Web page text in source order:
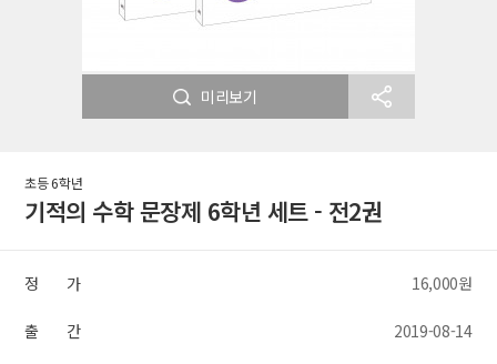
미리보기
초등 6학년
기적의 수학 문장제 6학년 세트 - 전2권
정 가 16,000원
출 간 2019-08-14